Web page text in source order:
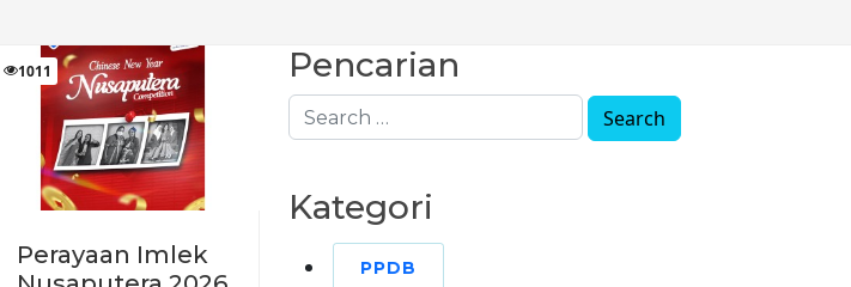
1011
Perayaan Imlek
Pencarian
Kategori
PPDB